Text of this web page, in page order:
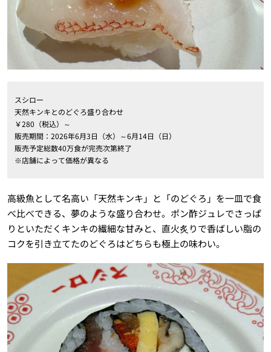
スシロー
天然キンキとのどぐろ盛り合わせ
￥280（税込）～
販売期間：2026年6月3日（水）～6月14日（日）
販売予定総数40万食が完売次第終了
※店舗によって価格が異なる
高級魚として名高い「天然キンキ」と「のどぐろ」を一皿で食
べ比べできる、夢のような盛り合わせ。ポン酢ジュレでさっぱ
りといただくキンキの繊細な甘みと、直火炙りで香ばしい脂の
コクを引き立てたのどぐろはどちらも極上の味わい。